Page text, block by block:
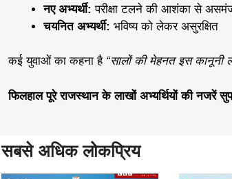
नए अभ्यर्थी: परीक्षा टलने की आशंका से
चयनित अभ्यर्थी: भविष्य को लेकर असुरक्षित
कई युवाओं का कहना है “सालों की मेहनत इस कानूनी
फिलहाल पूरे राजस्थान के लाखों अभ्यर्थियों की नजरें
सबसे अधिक लोकप्रिय